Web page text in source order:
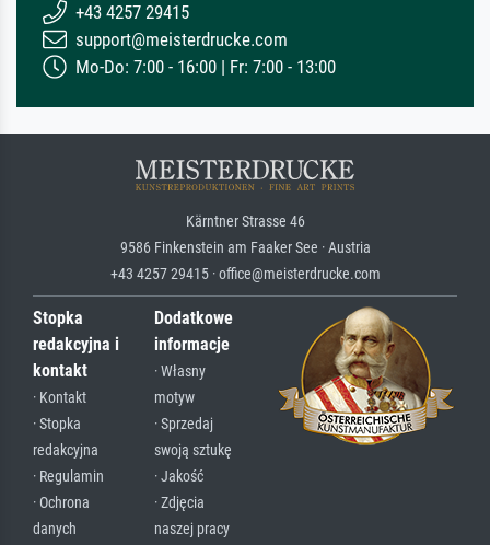
+43 4257 29415
support@meisterdrucke.com
Mo-Do: 7:00 - 16:00 | Fr: 7:00 - 13:00
Kärntner Strasse 46
9586 Finkenstein am Faaker See · Austria
+43 4257 29415 · office@meisterdrucke.com
Stopka
redakcyjna i
kontakt
· Kontakt
· Stopka
redakcyjna
· Regulamin
· Ochrona
danych
Dodatkowe
informacje
· Własny
motyw
· Sprzedaj
swoją sztukę
· Jakość
· Zdjęcia
naszej pracy